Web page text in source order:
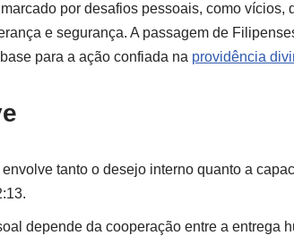
por desafios pessoais, como vícios,
e segurança. A passagem de
para a ação confiada na providência
tanto o desejo interno quanto a
depende da cooperação entre a entrega